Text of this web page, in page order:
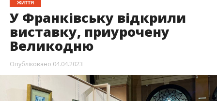
ЖИТТЯ
У Франківську відкрили
виставку, приурочену
Великодню
Опубліковано 04.04.2023